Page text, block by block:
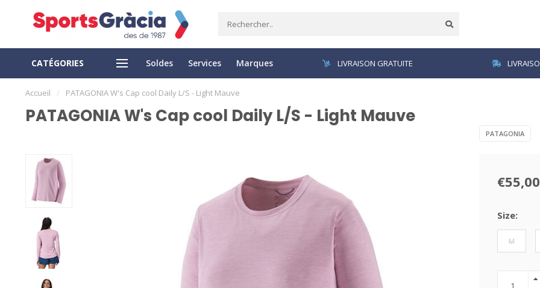
CATÉGORIES Soldes Services Marques
RETOUR FACILE PAIEMENT SÉCURISÉ LIVRAISON GRATUITE
Accueil / PATAGONIA W's Cap cool Daily L/S - Light Mauve
PATAGONIA W's Cap cool Daily L/S - Light Mauve
PATAGONIA
€55,00
Size:
M